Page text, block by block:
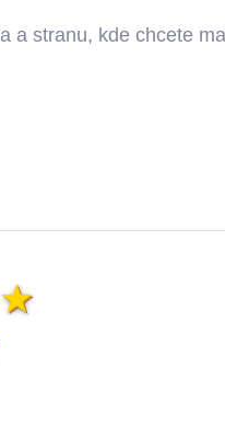
a stranu, kde chcete